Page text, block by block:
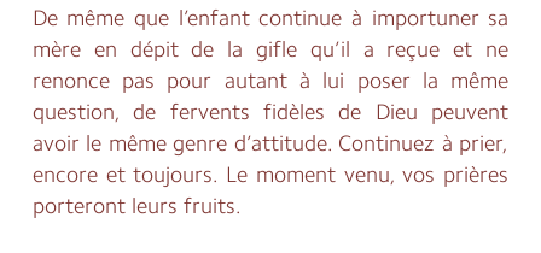
De même que l’enfant continue à importuner sa
mère en dépit de la gifle qu’il a reçue et ne
renonce pas pour autant à lui poser la même
question, de fervents fidèles de Dieu peuvent
avoir le même genre d’attitude. Continuez à prier,
encore et toujours. Le moment venu, vos prières
porteront leurs fruits.